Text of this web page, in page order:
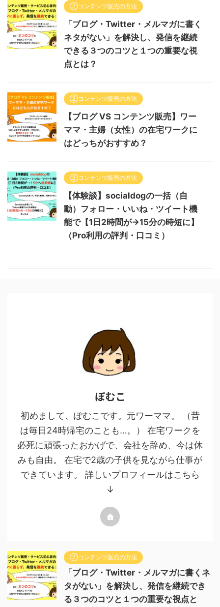
②コンテンツ販売の方法
「ブログ・Twitter・メルマガに書く
ネタがない」を解決し、発信を継続
できる３つのコツと１つの重要な視
点とは？
②コンテンツ販売の方法
【ブログ VS コンテンツ販売】ワー
ママ・主婦（女性）の在宅ワークに
はどっちがおすすめ？
②コンテンツ販売の方法
【体験談】socialdogの一括（自
動）フォロー・いいね・ツイート機
能で【1日2時間が→15分の時短に】
（Pro利用の評判・口コミ）
ぽむこ
初めまして、ぽむこです。元ワーママ。 （昔
は毎日24時帰宅のことも…。） 在宅ワークを
必死に頑張ったおかげで、会社を辞め、今は休
みも自由。 在宅で2歳の子供を見ながら仕事が
できています。 詳しいプロフィールはこちら
↓
②コンテンツ販売の方法
「ブログ・Twitter・メルマガに書くネ
タがない」を解決し、発信を継続でき
る３つのコツと１つの重要な視点と